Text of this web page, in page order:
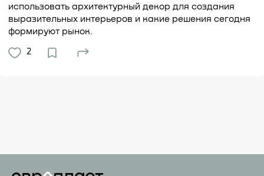
использовать архитектурный декор для создания
выразительных интерьеров и какие решения сегодня
формируют рынок.
2